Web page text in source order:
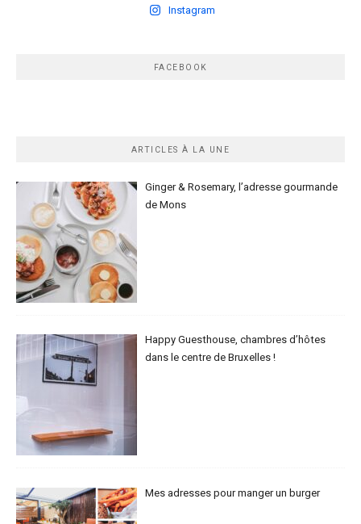
Instagram
FACEBOOK
ARTICLES À LA UNE
Ginger & Rosemary, l’adresse gourmande
de Mons
Happy Guesthouse, chambres d’hôtes
dans le centre de Bruxelles !
Mes adresses pour manger un burger